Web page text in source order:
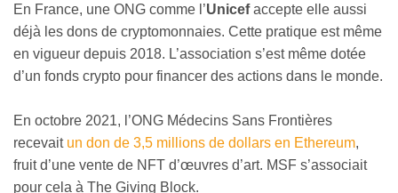
En France, une ONG comme l’Unicefaccepte elle aussi
déjà les dons de cryptomonnaies. Cette pratique est même
en vigueur depuis 2018. L’association s’est même dotée
d’un fonds crypto pour financer des actions dans le monde.
En octobre 2021, l’ONG Médecins Sans Frontières
recevait un don de 3,5 millions de dollars en Ethereum,
fruit d’une vente de NFT d’œuvres d’art. MSF s’associait
pour cela à The Giving Block.